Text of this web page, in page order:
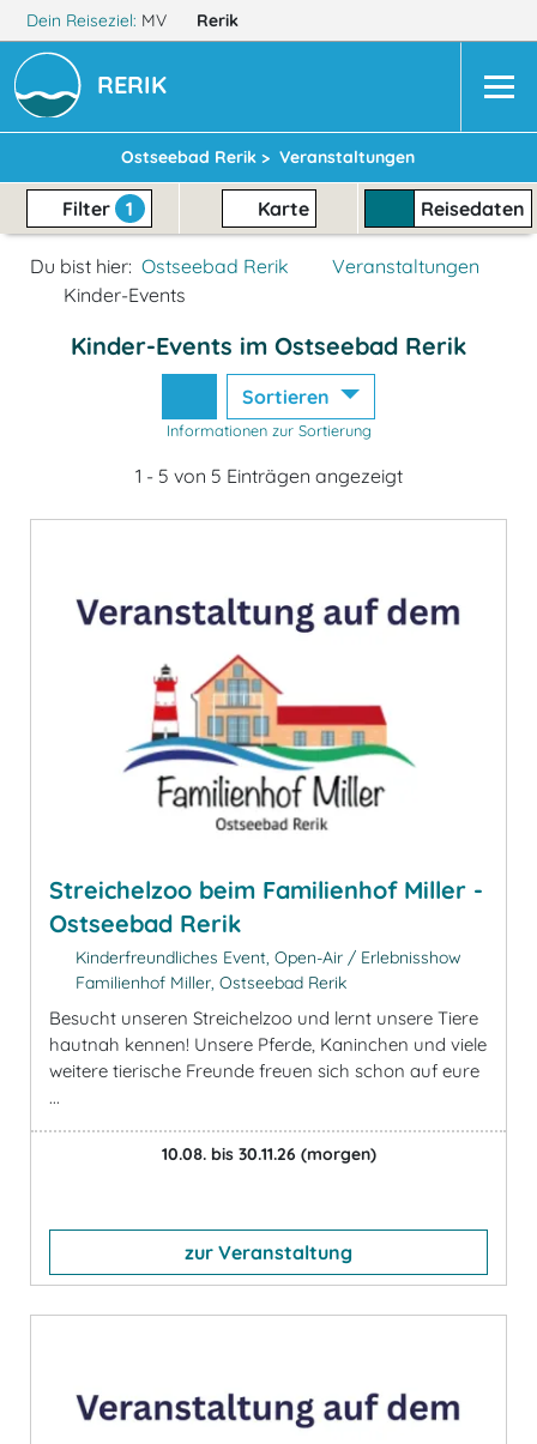
Dein Reiseziel: MV Rerik
RERIK
Ostseebad Rerik > Veranstaltungen
Filter 1 Karte Reisedaten
Du bist hier: Ostseebad Rerik
Veranstaltungen
Kinder-Events
Kinder-Events im Ostseebad Rerik
Sortieren
Informationen zur Sortierung
1 - 5 von 5 Einträgen angezeigt
Streichelzoo beim Familienhof Miller -
Ostseebad Rerik
Kinderfreundliches Event, Open-Air / Erlebnisshow
Familienhof Miller, Ostseebad Rerik
Besucht unseren Streichelzoo und lernt unsere Tiere
hautnah kennen! Unsere Pferde, Kaninchen und viele
weitere tierische Freunde freuen sich schon auf eure
...
10.08. bis 30.11.26 (morgen)
zur Veranstaltung